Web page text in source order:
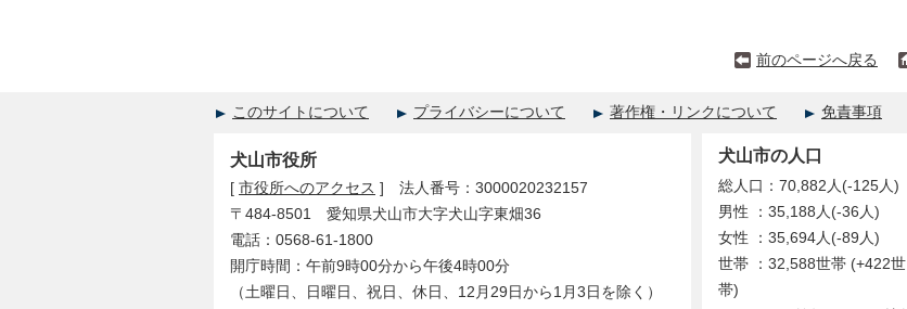
前のページへ戻る
このサイトについて プライバシーについて 著作権・リンクについて 免責事項
犬山市役所
[ 市役所へのアクセス ] 法人番号：3000020232157
〒484-8501 愛知県犬山市大字犬山字東畑36
電話：0568-61-1800
開庁時間：午前9時00分から午後4時00分
（土曜日、日曜日、祝日、休日、12月29日から1月3日を除く）
犬山市の人口
総人口：70,882人(-125人)
男性 ：35,188人(-36人)
女性 ：35,694人(-89人)
世帯 ：32,588世帯 (+422世
帯)